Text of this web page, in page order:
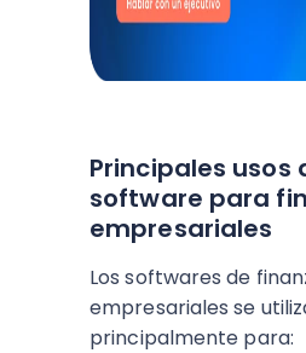
Principales usos
software para
empresariales
Los softwares de
empresariales se
principalmente para: